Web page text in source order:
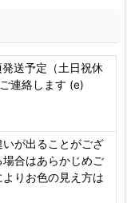
送予定（土日祝休
連絡します (e)
が出ることがござ
合はあらかじめご
りお色の見え方は